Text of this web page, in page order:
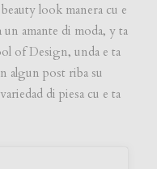
look manera cu e
un amante di moda, y ta
of Design, unda e ta
algun post riba su
di piesa cu e ta